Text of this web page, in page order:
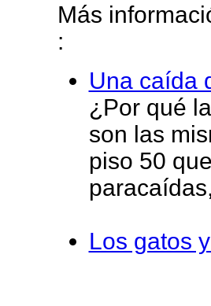
Más
:
Una caída
¿Por qué
son las
piso 50
Los gatos